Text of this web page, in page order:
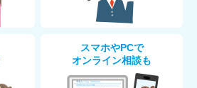
スマホやPCで
オンライン相談も